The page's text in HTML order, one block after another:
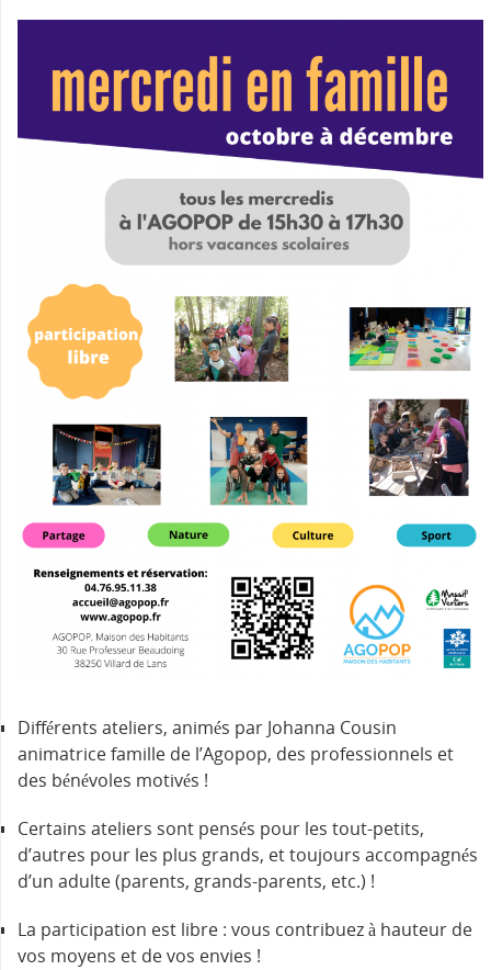
Différents ateliers, animés par Johanna Cousin
animatrice famille de l’Agopop, des professionnels et
des bénévoles motivés !
Certains ateliers sont pensés pour les tout-petits,
d’autres pour les plus grands, et toujours accompagnés
d’un adulte (parents, grands-parents, etc.) !
La participation est libre : vous contribuez à hauteur de
vos moyens et de vos envies !